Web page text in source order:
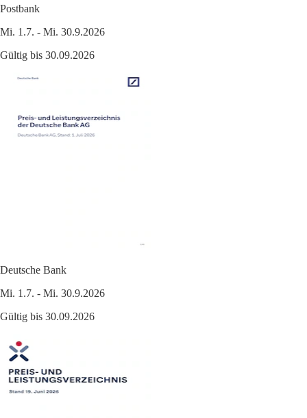
Postbank
Mi. 1.7. - Mi. 30.9.2026
Gültig bis 30.09.2026
Deutsche Bank
Mi. 1.7. - Mi. 30.9.2026
Gültig bis 30.09.2026